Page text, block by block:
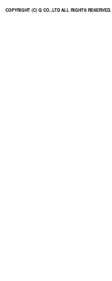
COPYRIGHT (C) Q CO.,LTD ALL RIGHTS RESERVED.